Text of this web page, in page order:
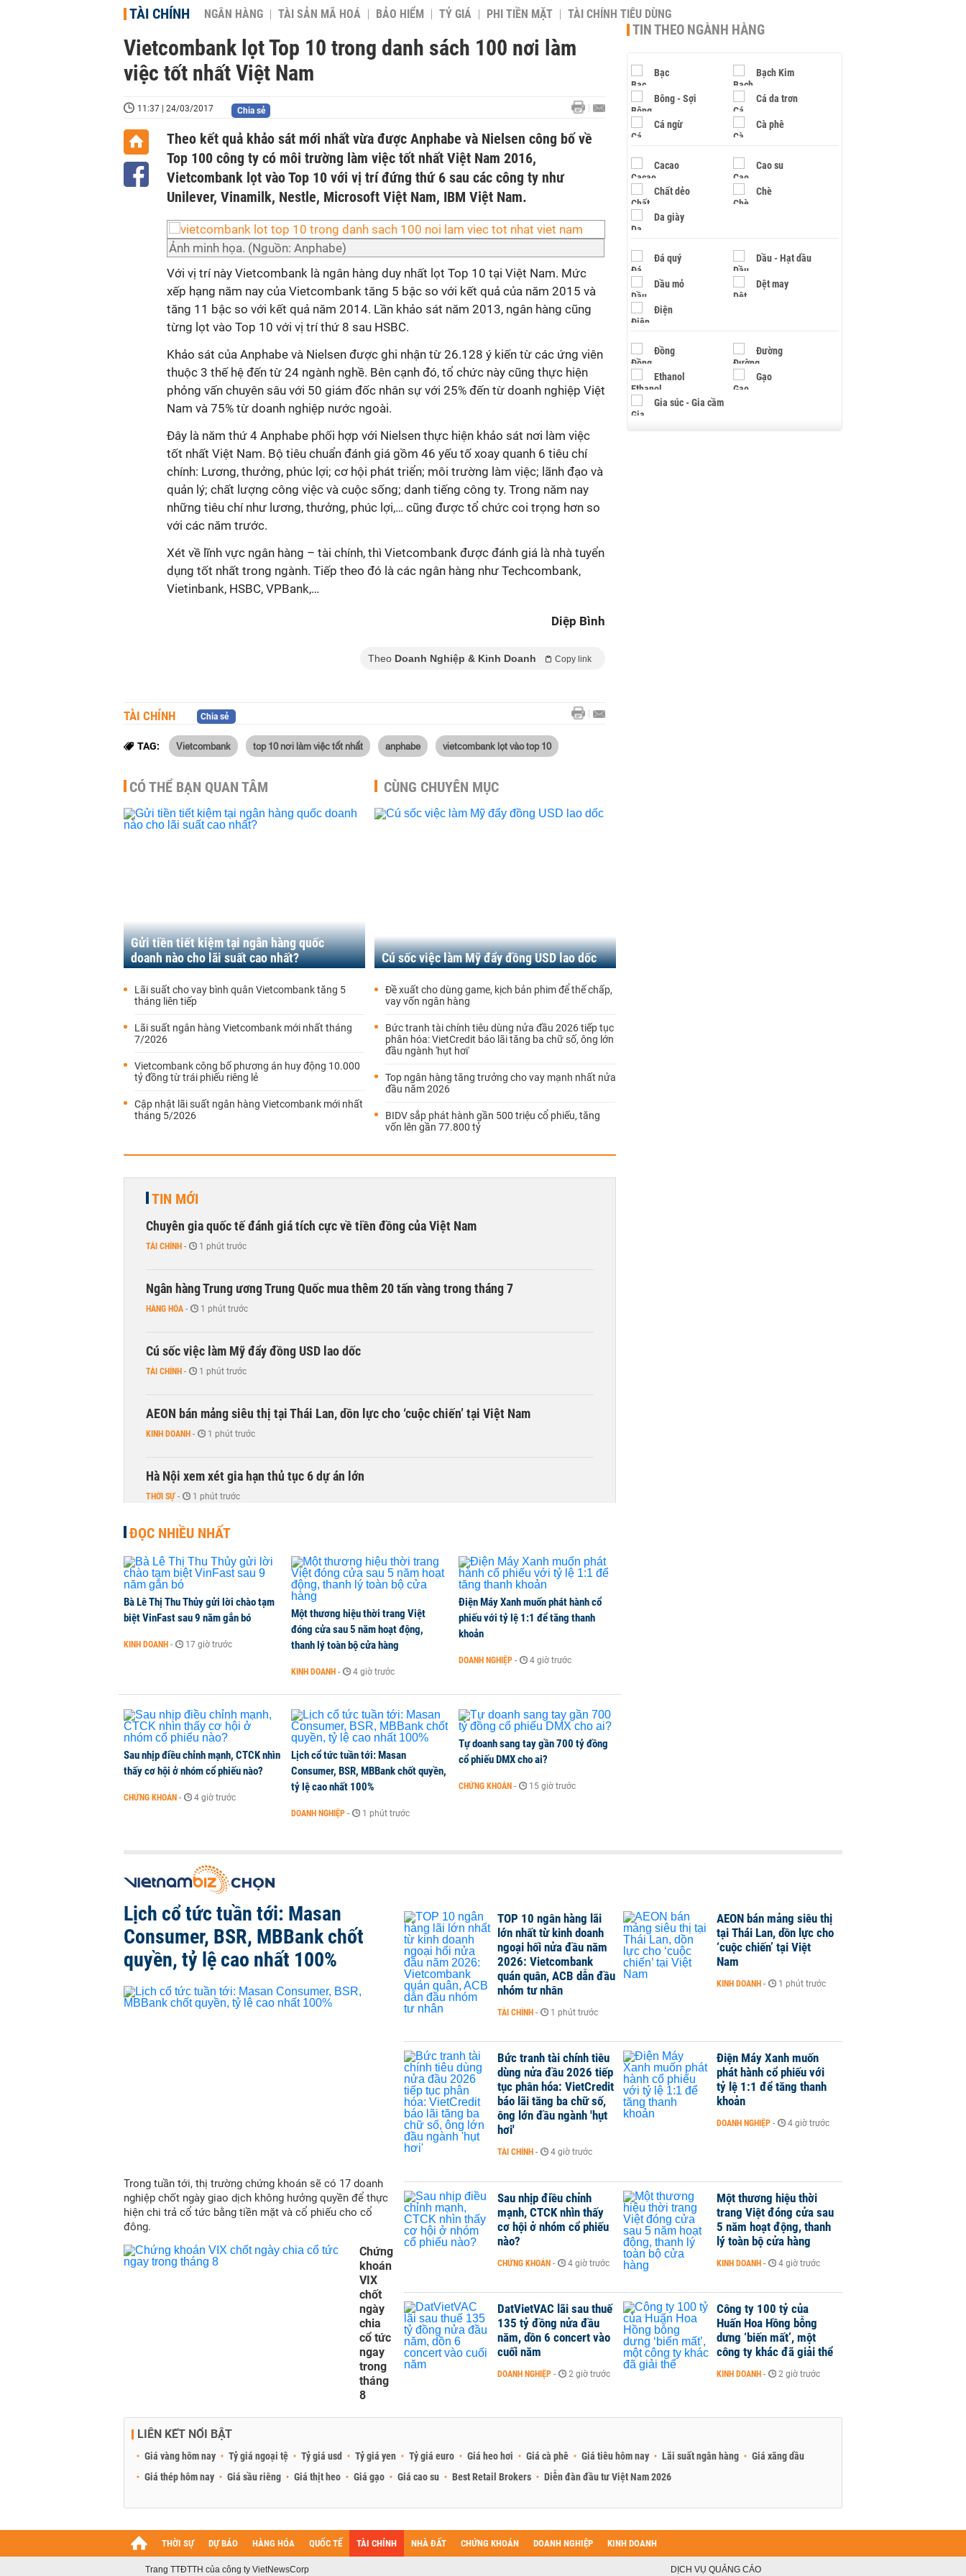
TÀI CHÍNH NGÂN HÀNG TÀI SẢN MÃ HOÁ BẢO HIỂM TỶ GIÁ PHI TIỀN MẶT TÀI CHÍNH TIÊU DÙNG
Vietcombank lọt Top 10 trong danh sách 100 nơi làm
việc tốt nhất Việt Nam
11:37 | 24/03/2017 Chia sẻ
Theo kết quả khảo sát mới nhất vừa được Anphabe và Nielsen công bố về
Top 100 công ty có môi trường làm việc tốt nhất Việt Nam 2016,
Vietcombank lọt vào Top 10 với vị trí đứng thứ 6 sau các công ty như
Unilever, Vinamilk, Nestle, Microsoft Việt Nam, IBM Việt Nam.
Ảnh minh họa. (Nguồn: Anphabe)
Với vị trí này Vietcombank là ngân hàng duy nhất lọt Top 10 tại Việt Nam. Mức
xếp hạng năm nay của Vietcombank tăng 5 bậc so với kết quả của năm 2015 và
tăng 11 bậc so với kết quả năm 2014. Lần khảo sát năm 2013, ngân hàng cũng
từng lọt vào Top 10 với vị trí thứ 8 sau HSBC.
Khảo sát của Anphabe và Nielsen được ghi nhận từ 26.128 ý kiến từ các ứng viên
thuộc 3 thế hệ đến từ 24 ngành nghề. Bên cạnh đó, tổ chức này cũng thực hiện
phỏng vấn chuyên sâu với 50 giám đốc nhân sự với 25% đến từ doanh nghiệp Việt
Nam và 75% từ doanh nghiệp nước ngoài.
Đây là năm thứ 4 Anphabe phối hợp với Nielsen thực hiện khảo sát nơi làm việc
tốt nhất Việt Nam. Bộ tiêu chuẩn đánh giá gồm 46 yếu tố xoay quanh 6 tiêu chí
chính: Lương, thưởng, phúc lợi; cơ hội phát triển; môi trường làm việc; lãnh đạo và
quản lý; chất lượng công việc và cuộc sống; danh tiếng công ty. Trong năm nay
những tiêu chí như lương, thưởng, phúc lợi,… cũng được tổ chức coi trọng hơn so
với các năm trước.
Xét về lĩnh vực ngân hàng – tài chính, thì Vietcombank được đánh giá là nhà tuyển
dụng tốt nhất trong ngành. Tiếp theo đó là các ngân hàng như Techcombank,
Vietinbank, HSBC, VPBank,…
Diệp Bình
Theo Doanh Nghiệp & Kinh Doanh Copy link
TÀI CHÍNH Chia sẻ
TAG: Vietcombank top 10 nơi làm việc tốt nhất anphabe vietcombank lọt vào top 10
CÓ THỂ BẠN QUAN TÂM
Gửi tiền tiết kiệm tại ngân hàng quốc
doanh nào cho lãi suất cao nhất?
Lãi suất cho vay bình quân Vietcombank tăng 5
tháng liên tiếp
Lãi suất ngân hàng Vietcombank mới nhất tháng
7/2026
Vietcombank công bố phương án huy động 10.000
tỷ đồng từ trái phiếu riêng lẻ
Cập nhật lãi suất ngân hàng Vietcombank mới nhất
tháng 5/2026
CÙNG CHUYÊN MỤC
Cú sốc việc làm Mỹ đẩy đồng USD lao dốc
Đề xuất cho dùng game, kịch bản phim để thế chấp,
vay vốn ngân hàng
Bức tranh tài chính tiêu dùng nửa đầu 2026 tiếp tục
phân hóa: VietCredit báo lãi tăng ba chữ số, ông lớn
đầu ngành 'hụt hơi'
Top ngân hàng tăng trưởng cho vay mạnh nhất nửa
đầu năm 2026
BIDV sắp phát hành gần 500 triệu cổ phiếu, tăng
vốn lên gần 77.800 tỷ
TIN MỚI
Chuyên gia quốc tế đánh giá tích cực về tiền đồng của Việt Nam
TÀI CHÍNH - 1 phút trước
Ngân hàng Trung ương Trung Quốc mua thêm 20 tấn vàng trong tháng 7
HÀNG HÓA - 1 phút trước
Cú sốc việc làm Mỹ đẩy đồng USD lao dốc
TÀI CHÍNH - 1 phút trước
AEON bán mảng siêu thị tại Thái Lan, dồn lực cho ‘cuộc chiến’ tại Việt Nam
KINH DOANH - 1 phút trước
Hà Nội xem xét gia hạn thủ tục 6 dự án lớn
THỜI SỰ - 1 phút trước
ĐỌC NHIỀU NHẤT
Bà Lê Thị Thu Thủy gửi lời chào tạm
biệt VinFast sau 9 năm gắn bó
KINH DOANH - 17 giờ trước
Một thương hiệu thời trang Việt
đóng cửa sau 5 năm hoạt động,
thanh lý toàn bộ cửa hàng
KINH DOANH - 4 giờ trước
Điện Máy Xanh muốn phát hành cổ
phiếu với tỷ lệ 1:1 để tăng thanh
khoản
DOANH NGHIỆP - 4 giờ trước
Sau nhịp điều chỉnh mạnh, CTCK nhìn
thấy cơ hội ở nhóm cổ phiếu nào?
CHỨNG KHOÁN - 4 giờ trước
Lịch cổ tức tuần tới: Masan
Consumer, BSR, MBBank chốt quyền,
tỷ lệ cao nhất 100%
DOANH NGHIỆP - 1 phút trước
Tự doanh sang tay gần 700 tỷ đồng
cổ phiếu DMX cho ai?
CHỨNG KHOÁN - 15 giờ trước
TIN THEO NGÀNH HÀNG
Bạc Bạch Kim
Bông - Sợi Cá da trơn
Cá ngừ Cà phê
Cacao Cao su
Chất dẻo Chè
Da giày
Đá quý Dầu - Hạt dầu
Dầu mỏ Dệt may
Điện
Đồng Đường
Ethanol Gạo
Gia súc - Gia cầm
Lịch cổ tức tuần tới: Masan
Consumer, BSR, MBBank chốt
quyền, tỷ lệ cao nhất 100%
Trong tuần tới, thị trường chứng khoán sẽ có 17 doanh
nghiệp chốt ngày giao dịch không hưởng quyền để thực
hiện chi trả cổ tức bằng tiền mặt và cổ phiếu cho cổ
đông.
Chứng
khoán
VIX
chốt
ngày
chia
cổ tức
ngay
trong
tháng
8
TOP 10 ngân hàng lãi
lớn nhất từ kinh doanh
ngoại hối nửa đầu năm
2026: Vietcombank
quán quân, ACB dẫn đầu
nhóm tư nhân
TÀI CHÍNH - 1 phút trước
AEON bán mảng siêu thị
tại Thái Lan, dồn lực cho
‘cuộc chiến’ tại Việt
Nam
KINH DOANH - 1 phút trước
Bức tranh tài chính tiêu
dùng nửa đầu 2026 tiếp
tục phân hóa: VietCredit
báo lãi tăng ba chữ số,
ông lớn đầu ngành 'hụt
hơi'
TÀI CHÍNH - 4 giờ trước
Điện Máy Xanh muốn
phát hành cổ phiếu với
tỷ lệ 1:1 để tăng thanh
khoản
DOANH NGHIỆP - 4 giờ trước
Sau nhịp điều chỉnh
mạnh, CTCK nhìn thấy
cơ hội ở nhóm cổ phiếu
nào?
CHỨNG KHOÁN - 4 giờ trước
Một thương hiệu thời
trang Việt đóng cửa sau
5 năm hoạt động, thanh
lý toàn bộ cửa hàng
KINH DOANH - 4 giờ trước
DatVietVAC lãi sau thuế
135 tỷ đồng nửa đầu
năm, dồn 6 concert vào
cuối năm
DOANH NGHIỆP - 2 giờ trước
Công ty 100 tỷ của
Huấn Hoa Hồng bỗng
dưng ‘biến mất’, một
công ty khác đã giải thể
KINH DOANH - 2 giờ trước
LIÊN KẾT NỔI BẬT
Giá vàng hôm nay Tỷ giá ngoại tệ Tỷ giá usd Tỷ giá yen Tỷ giá euro Giá heo hơi Giá cà phê Giá tiêu hôm nay Lãi suất ngân hàng
Giá xăng dầu
Giá thép hôm nay
Giá sầu riêng Giá thịt heo Giá gạo Giá cao su Best Retail Brokers Diễn đàn đầu tư Việt Nam 2026
THỜI SỰ DỰ BÁO HÀNG HÓA QUỐC TẾ TÀI CHÍNH NHÀ ĐẤT CHỨNG KHOÁN DOANH NGHIỆP KINH DOANH
Trang TTĐTTH của công ty VietNewsCorp DỊCH VỤ QUẢNG CÁO